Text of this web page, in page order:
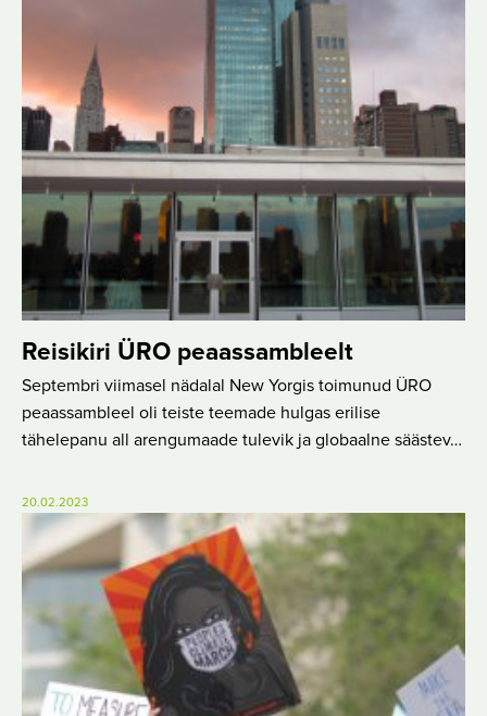
Reisikiri ÜRO peaassambleelt
Septembri viimasel nädalal New Yorgis toimunud ÜRO
peaassambleel oli teiste teemade hulgas erilise
tähelepanu all arengumaade tulevik ja globaalne säästev…
20.02.2023